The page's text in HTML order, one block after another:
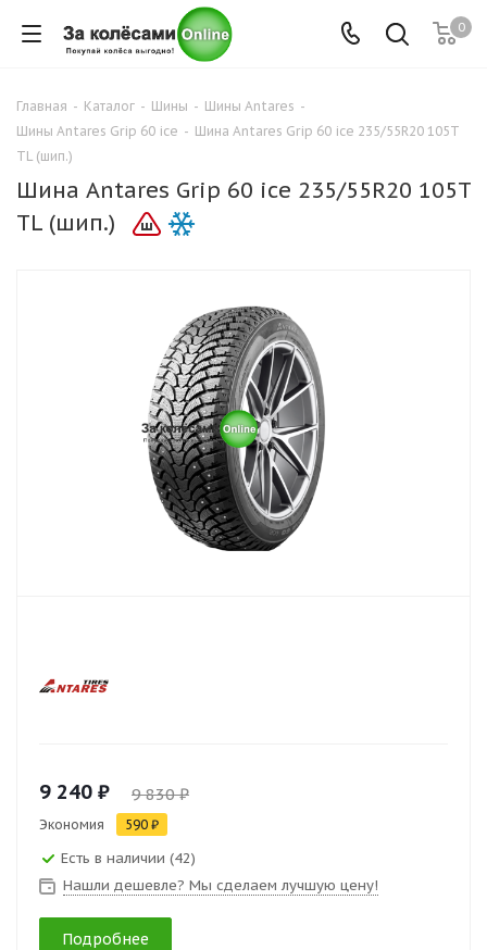
0
Главная - Каталог - Шины - Шины Antares -
Шины Antares Grip 60 ice - Шина Antares Grip 60 ice 235/55R20 105T
TL (шип.)
Шина Antares Grip 60 ice 235/55R20 105T
TL (шип.)
9 240 ₽ 9 830 ₽
Экономия 590 ₽
Есть в наличии (42)
Нашли дешевле? Мы сделаем лучшую цену!
Подробнее